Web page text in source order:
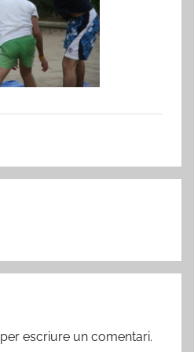
per escriure un comentari.